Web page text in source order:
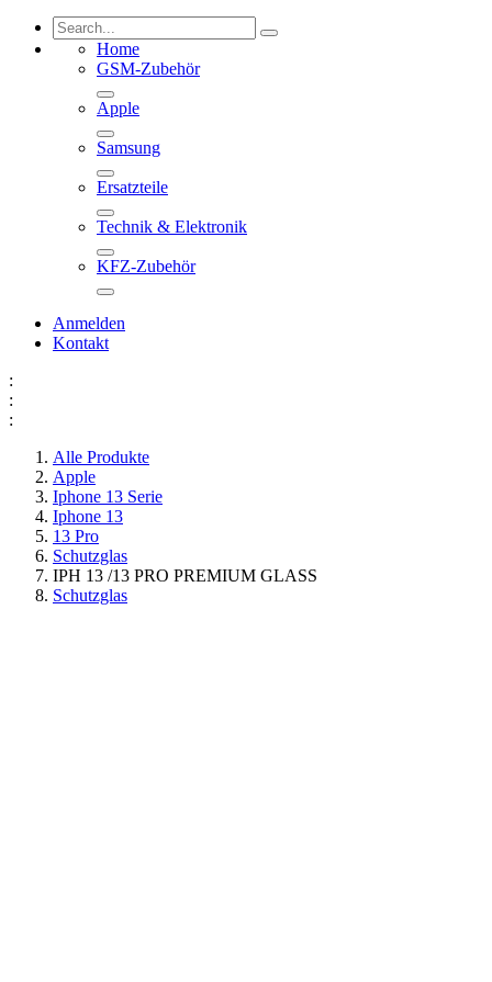
Home
GSM-Zubehör
Apple
Samsung
Ersatzteile
Technik & Elektronik
KFZ-Zubehör
Anmelden
Kontakt
:
:
:
Alle Produkte
Apple
Iphone 13 Serie
Iphone 13
13 Pro
Schutzglas
IPH 13 /13 PRO PREMIUM GLASS
Schutzglas